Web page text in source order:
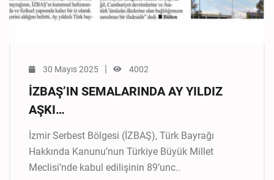
30 Mayıs 2025 | 4002
İZBAŞ’IN SEMALARINDA AY YILDIZ
AŞKI…
İzmir Serbest Bölgesi (İZBAŞ), Türk Bayrağı
Hakkında Kanunu’nun Türkiye Büyük Millet
Meclisi’nde kabul edilişinin 89’unc..